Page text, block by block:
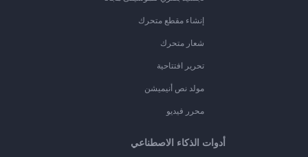
إنشاء مقطع متحرك
شعار متحرك
تحرير افتتاحية
مولد نص أنيميشن
محرر فيديو
أدوات الذكاء الاصطناعي